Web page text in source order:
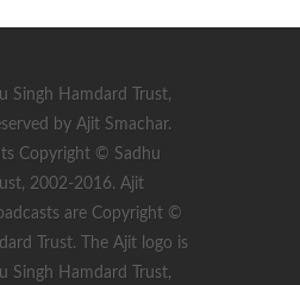
Singh Hamdard Trust,
by Ajit Smachar.
Copyright © Sadhu
2002-2016. Ajit
are Copyright ©
Trust. The Ajit logo is
Singh Hamdard Trust,